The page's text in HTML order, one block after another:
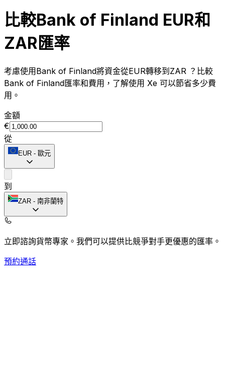
比較Bank of Finland EUR和
ZAR匯率
考慮使用Bank of Finland將資金從EUR轉移到ZAR ？比較
Bank of Finland匯率和費用，了解使用 Xe 可以節省多少費
用。
金額
€
從
EUR - 歐元
到
ZAR - 南非蘭特
立即諮詢貨幣專家。 我們可以提供比競爭對手更優惠的匯率。
預約通話